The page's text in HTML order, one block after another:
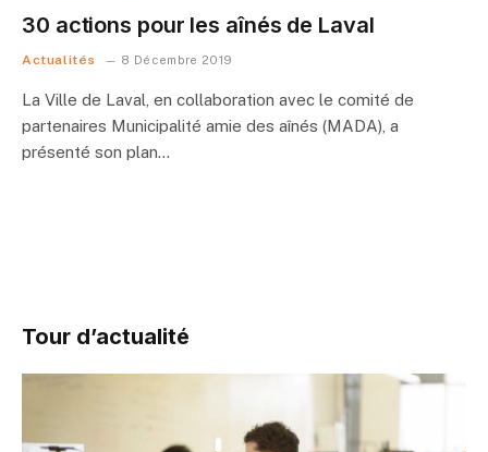
30 actions pour les aînés de Laval
Actualités 8 Décembre 2019
La Ville de Laval, en collaboration avec le comité de
partenaires Municipalité amie des aînés (MADA), a
présenté son plan…
Tour d’actualité